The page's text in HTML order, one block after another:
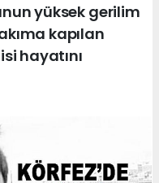
yüksek gerilim
kapılan
hayatını